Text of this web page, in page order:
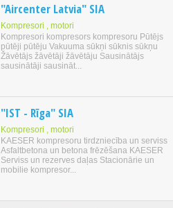
"Aircenter Latvia" SIA
Kompresori , motori
Kompresori kompresors kompresoru Pūtējs
pūtēji pūtēju Vakuuma sūkņi sūknis sūkņu
Žāvētājs žāvētāji žāvētāju Sausinātājs
sausinātāji sausināt...
"IST - Rīga" SIA
Kompresori , motori
KAESER kompresoru tirdzniecība un serviss
Asfaltbetona un betona frēzēšana KAESER
Serviss un rezerves daļas Stacionārie un
mobilie kompresor...